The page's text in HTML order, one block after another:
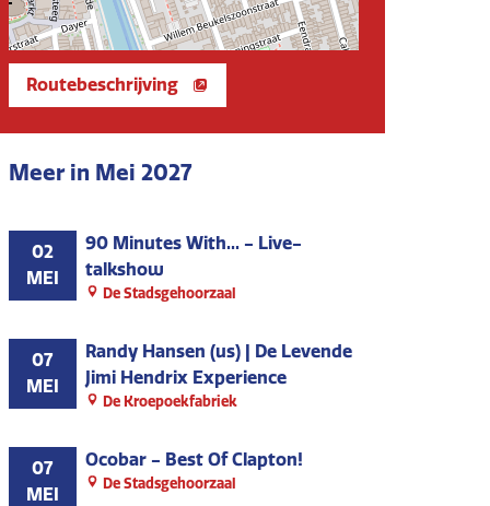
Routebeschrijving
Meer in Mei 2027
02
MEI
90 Minutes With... - Live-
talkshow
De Stadsgehoorzaal
07
MEI
Randy Hansen (us) | De Levende
Jimi Hendrix Experience
De Kroepoekfabriek
07
MEI
Ocobar - Best Of Clapton!
De Stadsgehoorzaal